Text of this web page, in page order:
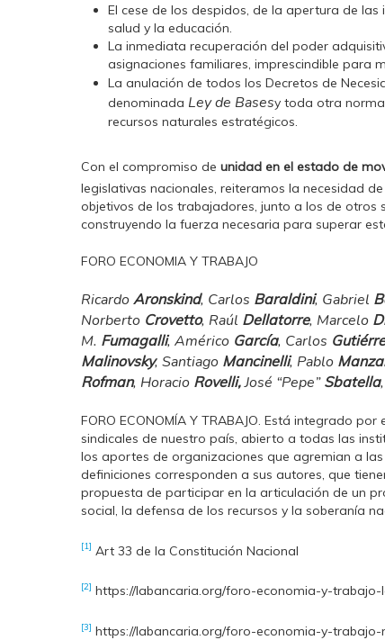
El cese de los despidos, de la apertura de
salud y la educación.
La inmediata recuperación del poder
asignaciones familiares, imprescindible para
La anulación de todos los Decretos de
denominada Ley de Basesy toda otra
recursos naturales estratégicos.
Con el compromiso de unidad en el estado de
legislativas nacionales, reiteramos la necesidad
objetivos de los trabajadores, junto a los de otros
construyendo la fuerza necesaria para superar
FORO ECONOMIA Y TRABAJO
Ricardo Aronskind, Carlos Baraldini, Gabriel
Norberto Crovetto, Raúl Dellatorre, Marcelo
M. Fumagalli, Américo García, Carlos
Malinovsky, Santiago Mancinelli, Pablo
Rofman, Horacio Rovelli, José “Pepe” Sbatella
FORO ECONOMÍA Y TRABAJO. Está integrado
sindicales de nuestro país, abierto a todas las
los aportes de organizaciones que agremian a
definiciones corresponden a sus autores, que
propuesta de participar en la articulación de un
social, la defensa de los recursos y la soberanía
[1] Art 33 de la Constitución Nacional
[2] https://labancaria.org/foro-economia-y-
[3] https://labancaria.org/foro-economia-y-